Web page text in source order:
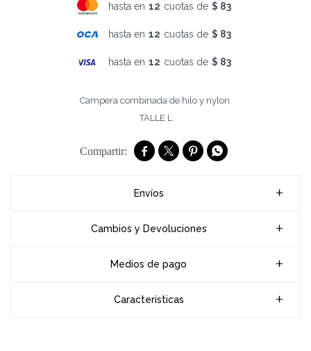
hasta en 12 cuotas de $ 83
hasta en 12 cuotas de $ 83
hasta en 12 cuotas de $ 83
Campera combinada de hilo y nylon.
TALLE L
   
Envíos
Cambios y Devoluciones
Medios de pago
Características